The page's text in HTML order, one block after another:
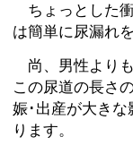
ちょっとした
は簡単に尿漏れ
尚、男性より
この尿道の長さ
娠･出産が大き
ります。